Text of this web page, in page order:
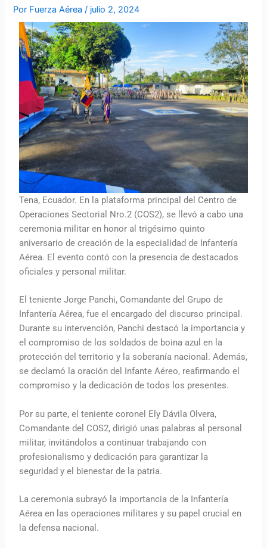
Por Fuerza Aérea/ julio 2, 2024
Tena, Ecuador. En la plataforma principal del Centro de
Operaciones Sectorial Nro.2 (COS2), se llevó a cabo una
ceremonia militar en honor al trigésimo quinto
aniversario de creación de la especialidad de Infantería
Aérea. El evento contó con la presencia de destacados
oficiales y personal militar.
El teniente Jorge Panchi, Comandante del Grupo de
Infantería Aérea, fue el encargado del discurso principal.
Durante su intervención, Panchi destacó la importancia y
el compromiso de los soldados de boina azul en la
protección del territorio y la soberanía nacional. Además,
se declamó la oración del Infante Aéreo, reafirmando el
compromiso y la dedicación de todos los presentes.
Por su parte, el teniente coronel Ely Dávila Olvera,
Comandante del COS2, dirigió unas palabras al personal
militar, invitándolos a continuar trabajando con
profesionalismo y dedicación para garantizar la
seguridad y el bienestar de la patria.
La ceremonia subrayó la importancia de la Infantería
Aérea en las operaciones militares y su papel crucial en
la defensa nacional.